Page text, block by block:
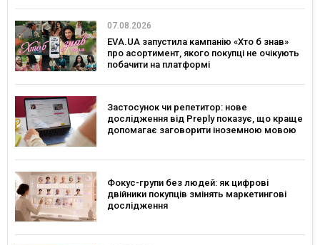
07.08.2026
EVA.UA запустила кампанію «Хто б знав»
про асортимент, якого покупці не очікують
побачити на платформі
Застосунок чи репетитор: нове
дослідження від Preply показує, що краще
допомагає заговорити іноземною мовою
Фокус-групи без людей: як цифрові
двійники покупців змінять маркетингові
дослідження